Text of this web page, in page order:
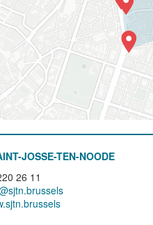
JOSSE-TEN-NOODE
26 11